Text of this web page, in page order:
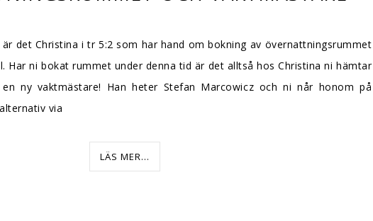
det Christina i tr 5:2 som har hand om bokning av övernattningsrummet
Har ni bokat rummet under denna tid är det alltså hos Christina ni hämtar
ny vaktmästare! Han heter Stefan Marcowicz och ni når honom på
via
LÄS MER...